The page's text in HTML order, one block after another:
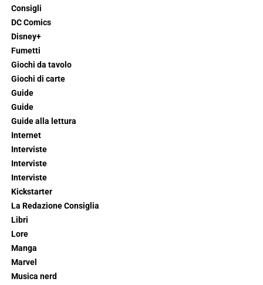
Consigli
DC Comics
Disney+
Fumetti
Giochi da tavolo
Giochi di carte
Guide
Guide
Guide alla lettura
Internet
Interviste
Interviste
Interviste
Kickstarter
La Redazione Consiglia
Libri
Lore
Manga
Marvel
Musica nerd